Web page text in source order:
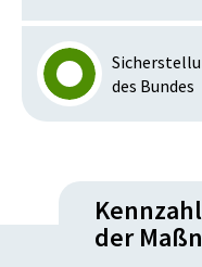
des Bundes
der